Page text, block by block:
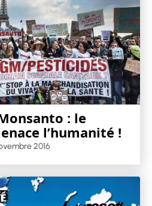
: le
l’humanité !
2016